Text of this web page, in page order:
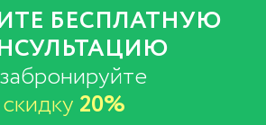
БЕСПЛАТНУЮ
скидку 20%